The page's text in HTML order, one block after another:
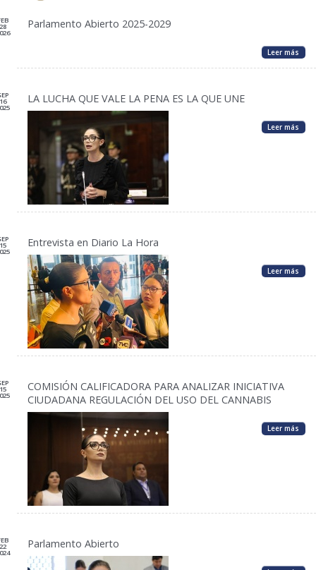
28 Parlamento Abierto 2025-2029
Leer más
16 LA LUCHA QUE VALE LA PENA ES LA QUE UNE
Leer más
15 Entrevista en Diario La Hora
Leer más
15
COMISIÓN CALIFICADORA PARA ANALIZAR INICIATIVA
CIUDADANA REGULACIÓN DEL USO DEL CANNABIS
Leer más
22 Parlamento Abierto